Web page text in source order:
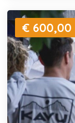
€ 600,00